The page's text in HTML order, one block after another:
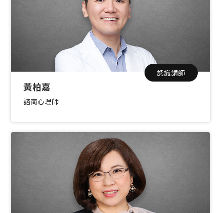
認識講師
黃柏嘉
諮商心理師